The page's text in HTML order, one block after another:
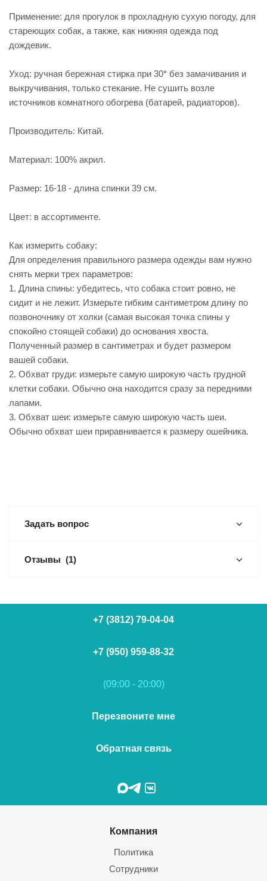
Применение: для прогулок в прохладную сухую погоду, для
стареющих собак, а также, как нижняя одежда под
дождевик.
Уход: ручная бережная стирка при 30* без замачивания и
выкручивания, только стекание. Не сушить возле
источников комнатного обогрева (батарей, радиаторов).
Производитель: Китай.
Материал: 100% акрил.
Размер: 16-18 - длина спинки 39 см.
Цвет: в ассортименте.
Как измерить собаку:
Для определения правильного размера одежды вам нужно
снять мерки трех параметров:
1. Длина спины: убедитесь, что собака стоит ровно, не
сидит и не лежит. Измерьте гибким сантиметром длину по
позвоночнику от холки (самая высокая точка спины у
спокойно стоящей собаки) до основания хвоста.
Полученный размер в сантиметрах и будет размером
вашей собаки.
2. Обхват груди: измерьте самую широкую часть грудной
клетки собаки. Обычно она находится сразу за передними
лапами.
3. Обхват шеи: измерьте самую широкую часть шеи.
Обычно обхват шеи приравнивается к размеру ошейника.
Задать вопрос
Отзывы (1)
+7 (3812) 79-04-04
+7 (950) 959-88-32
(09:00 - 20:00)
Перезвоните мне
Обратная связь
Компания
Политика
Сотрудники